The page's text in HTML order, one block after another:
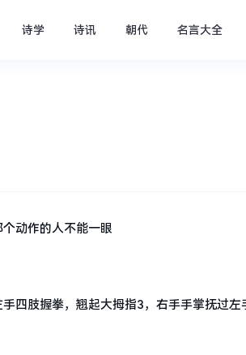
诗学 诗讯 朝代 名言大全
动作的人不能一眼
四肢握拳，翘起大拇指3，右手手掌抚过